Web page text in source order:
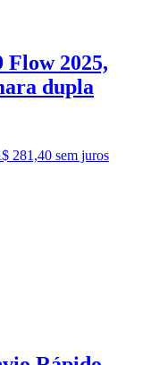
2025,
dupla
281,40 sem juros